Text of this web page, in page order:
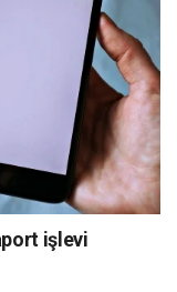
işlevi